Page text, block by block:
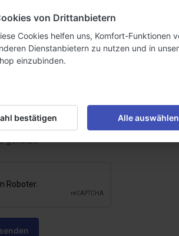
Sternchen sind Pflichfelder und müssen
Datenschutzerklärung
zur Kenntnis
Daten elektronisch erhoben und
genutzt.
von Drittanbietern
Cookies helfen uns, Komfort-Funktionen
Dienstanbietern zu nutzen und in
einzubinden.
bestätigen Alle auswählen